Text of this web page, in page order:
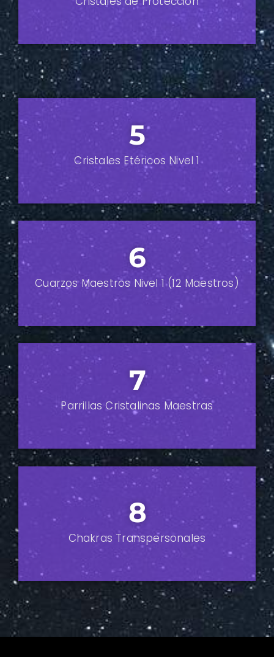
5
Cristales Etéricos Nivel 1
6
Cuarzos Maestros Nivel 1 (12 Maestros)
7
Parrillas Cristalinas Maestras
8
Chakras Transpersonales